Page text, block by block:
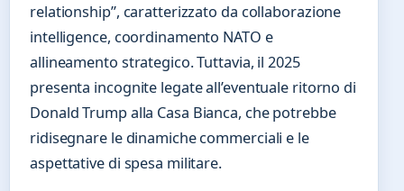
relationship”, caratterizzato da collaborazione
intelligence, coordinamento NATO e
allineamento strategico. Tuttavia, il 2025
presenta incognite legate all’eventuale ritorno di
Donald Trump alla Casa Bianca, che potrebbe
ridisegnare le dinamiche commerciali e le
aspettative di spesa militare.